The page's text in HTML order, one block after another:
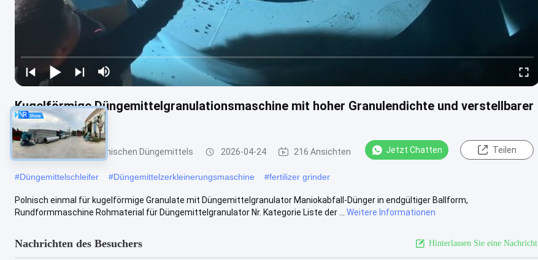
Kugelförmige Düngemittelgranulationsmaschine mit hoher Granulendichte und verstellbarer
Feuchtigkeit
Granulierer des organischen Düngemittels 2026-04-24 216 Ansichten Jetzt Chatten Teilen
#Düngemittelschleifer #Düngemittelzerkleinerungsmaschine #fertilizer grinder
Polnisch einmal für kugelförmige Granulate mit Düngemittelgranulator Maniokabfall-Dünger in endgültiger Ballform,
Rundformmaschine Rohmaterial für Düngemittelgranulator Nr. Kategorie Liste der ...
Weitere Informationen
Nachrichten des Besuchers Hinterlassen Sie eine Nachricht.